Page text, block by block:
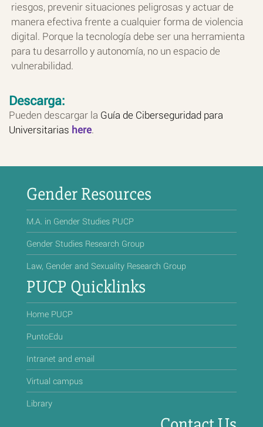
riesgos, prevenir situaciones peligrosas y actuar de
manera efectiva frente a cualquier forma de violencia
digital. Porque la tecnología debe ser una herramienta
para tu desarrollo y autonomía, no un espacio de
vulnerabilidad.
Descarga:
Pueden descargar la Guía de Ciberseguridad para
Universitarias here.
Gender Resources
M.A. in Gender Studies PUCP
Gender Studies Research Group
Law, Gender and Sexuality Research Group
PUCP Quicklinks
Home PUCP
PuntoEdu
Intranet and email
Virtual campus
Library